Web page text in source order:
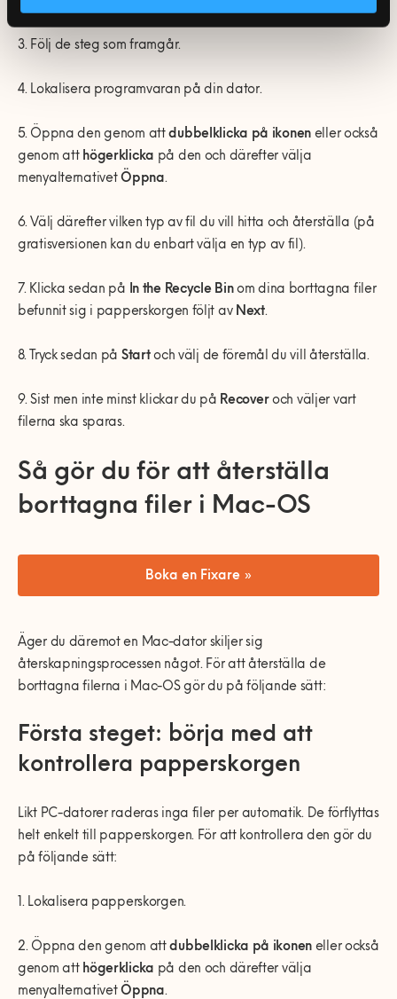
3. Följ de steg som framgår.
4. Lokalisera programvaran på din dator.
5. Öppna den genom attdubbelklicka på ikonen eller också
genom att högerklicka på den och därefter välja
menyalternativetÖppna.
6. Välj därefter vilken typ av fil du vill hitta och återställa (på
gratisversionen kan du enbart välja en typ av fil).
7. Klicka sedan på In the Recycle Binom dina borttagna filer
befunnit sig i papperskorgen följt av Next.
8. Tryck sedan på Startoch välj de föremål du vill återställa.
9. Sist men inte minst klickar du på Recoveroch väljer vart
filerna ska sparas.
Så gör du för att återställa
borttagna filer i Mac-OS
Boka en Fixare »
Äger du däremot en Mac-dator skiljer sig
återskapningsprocessen något. För att återställa de
borttagna filerna i Mac-OS gör du på följande sätt:
Första steget: börja med att
kontrollera papperskorgen
Likt PC-datorer raderas inga filer per automatik. De förflyttas
helt enkelt till papperskorgen. För att kontrollera den gör du
på följande sätt:
1. Lokalisera papperskorgen.
2. Öppna den genom attdubbelklicka på ikonen eller också
genom att högerklicka på den och därefter välja
menyalternativetÖppna.